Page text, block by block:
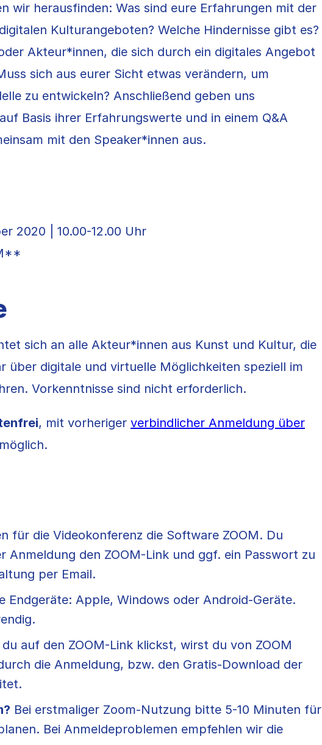
wir herausfinden: Was sind eure Erfahrungen mit der
Kulturangeboten? Welche Hindernisse gibt es?
Akteur*innen, die sich durch ein digitales Angebot
sich aus eurer Sicht etwas verändern, um
zu entwickeln? Anschließend geben uns
Basis ihrer Erfahrungswerte und in einem Q&A
mit den Speaker*innen aus.
2020 | 10.00-12.00 Uhr
sich an alle Akteur*innen aus Kunst und Kultur, die
über digitale und virtuelle Möglichkeiten speziell im
Vorkenntnisse sind nicht erforderlich.
, mit vorheriger verbindlicher Anmeldung über
möglich.
für die Videokonferenz die Software ZOOM. Du
Anmeldung den ZOOM-Link und ggf. ein Passwort zu
per Email.
Endgeräte: Apple, Windows oder Android-Geräte.
du auf den ZOOM-Link klickst, wirst du von ZOOM
die Anmeldung, bzw. den Gratis-Download der
Bei erstmaliger Zoom-Nutzung bitte 5-10 Minuten für
Bei Anmeldeproblemen empfehlen wir die